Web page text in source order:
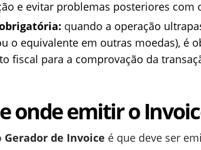
e evitar problemas posteriores com
quando a operação
o equivalente em outras moedas), é
fiscal para a comprovação da
onde emitir o
Gerador de Invoice é que deve ser